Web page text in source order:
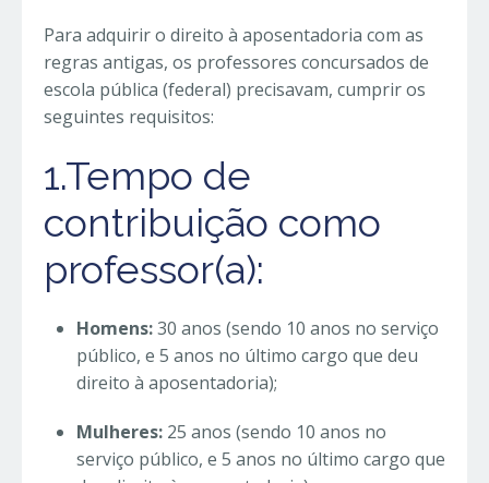
Para adquirir o direito à aposentadoria com as
regras antigas, os professores concursados de
escola pública (federal) precisavam, cumprir os
seguintes requisitos:
1.Tempo de
contribuição como
professor(a):
Homens:30 anos (sendo 10 anos no serviço
público, e 5 anos no último cargo que deu
direito à aposentadoria);
Mulheres: 25 anos (sendo 10 anos no
serviço público, e 5 anos no último cargo que